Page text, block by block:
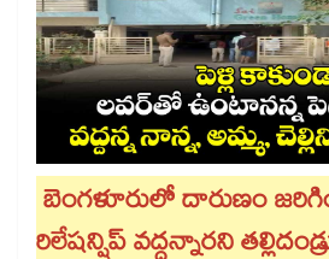
బెంగళూరులో దారుణం
రిలేషన్షిప్ వద్దన్నారని